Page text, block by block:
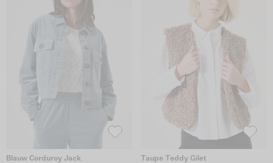
Blauw Corduroy Jack Taupe Teddy Gilet